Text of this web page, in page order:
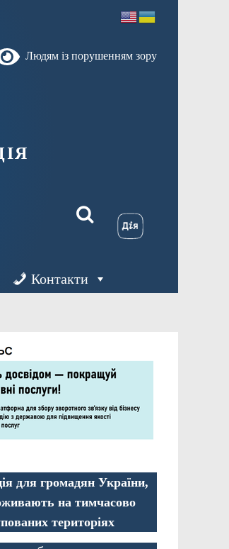
Людям із порушенням зору
Контакти
для громадян України,
на тимчасово
територіях